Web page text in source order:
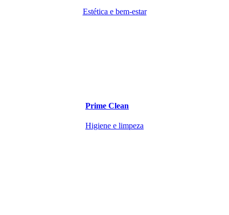
Estética e bem-estar
Prime Clean
Higiene e limpeza